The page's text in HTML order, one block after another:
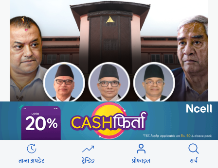
अब सर्वोच्चले कसरी गर्छ कांग्रेस विवादको सुनुवाइ ?
ताजा अपडेट ट्रेन्डिङ प्रोफाइल सर्च